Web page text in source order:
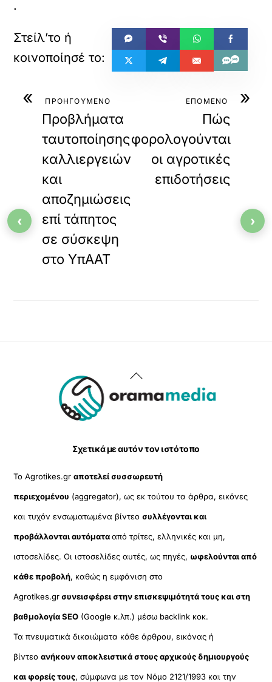
.
« ΠΡΟΗΓΟΥΜΕΝΟ
Προβλήματα
ταυτοποίησης
καλλιεργειών
και
αποζημιώσεις
επί τάπητος
σε σύσκεψη
στο ΥπΑΑΤ
»
ΕΠΟΜΕΝΟ
Πώς
φορολογούνται
οι αγροτικές
επιδοτήσεις
Back
To
Σχετικά με αυτόν τον ιστότοπο
Το Agrotikes.grαποτελεί συσσωρευτή
περιεχομένου (aggregator), ως εκ τούτου τα άρθρα, εικόνες
και τυχόν ενσωματωμένα βίντεοσυλλέγονται και
προβάλλονται αυτόματααπό τρίτες, ελληνικές και μη,
ιστοσελίδες. Οι ιστοσελίδες αυτές, ως πηγές, ωφελούνται από
κάθε προβολή, καθώς η εμφάνιση στο
Agrotikes.grσυνεισφέρει στην επισκεψιμότητά τους και στη
βαθμολογία SEO (Google κ.λπ.) μέσω backlink κοκ.
Τα πνευματικά δικαιώματα κάθε άρθρου, εικόνας ή
βίντεοανήκουν αποκλειστικά στους αρχικούς δημιουργούς
και φορείς τους, σύμφωνα με τον Νόμο 2121/1993 και την
‹ ›